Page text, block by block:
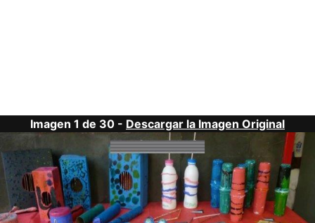
Imagen 1 de 30 - Descargar la Imagen Original